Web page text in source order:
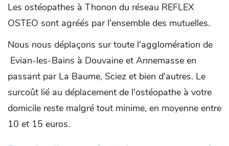
Les ostéopathes à Thonon du réseau REFLEX
OSTEO sont agréés par l'ensemble des mutuelles.
Nous nous déplaçons sur toute l'agglomération de
Evian-les-Bains à Douvaine et Annemasse en
passant par La Baume, Sciez et bien d'autres. Le
surcoût lié au déplacement de l'ostéopathe à votre
domicile reste malgré tout minime, en moyenne entre
10 et 15 euros.